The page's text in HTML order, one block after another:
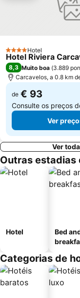
Centro Colombo
Wonderland Lisboa
Praia da Ribeira do
Telheiras
4 Estrelas
Hotel
Hotel Riviera
8,3 Muito boa (3.889
Carcavelos, a 0.8 km
de € 93
Consulte os preços
Ver
Ver
Outras estadias
Hotel
Bed
Categorias de